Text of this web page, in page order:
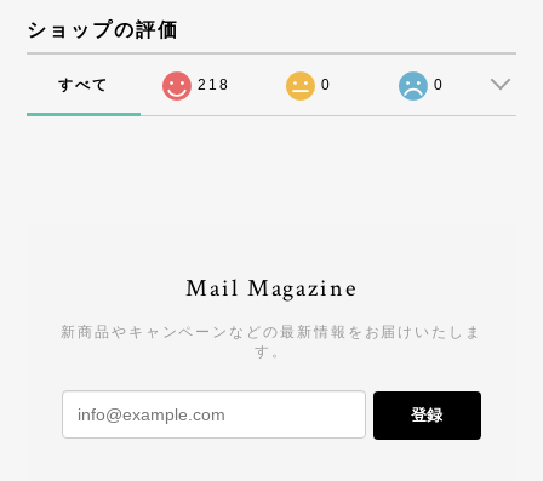
ショップの評価
すべて 218 0 0
Mail Magazine
新商品やキャンペーンなどの最新情報をお届けいたしま
す。
登録